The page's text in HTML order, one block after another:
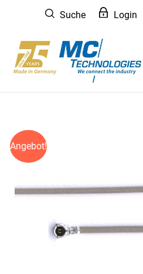
springen
Suche Login
Angebot!